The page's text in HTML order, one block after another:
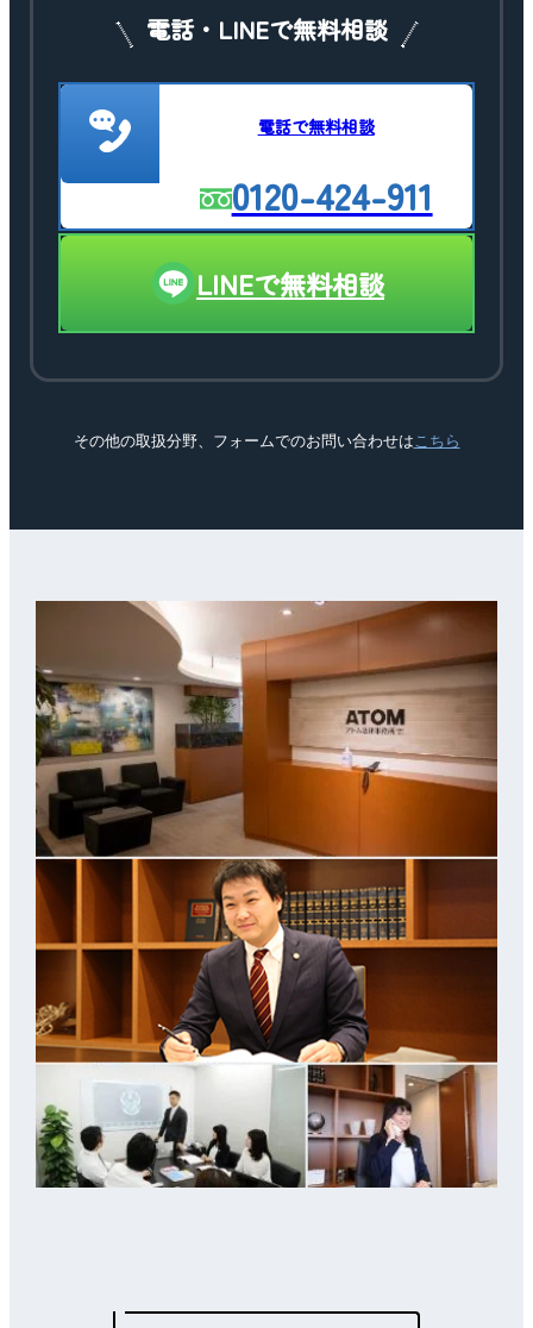
電話・LINEで無料相談
電話で無料相談
0120-424-911
LINEで無料相談
その他の取扱分野、フォームでのお問い合わせは こちら